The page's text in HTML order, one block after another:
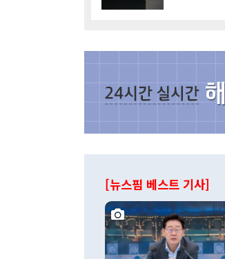
[뉴스핌 베스트 기사]